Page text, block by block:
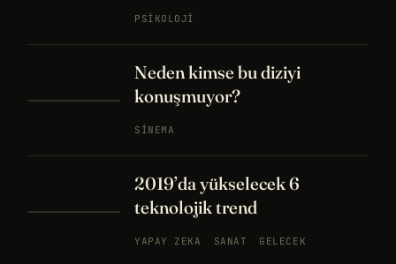
PSIKOLOJI
Neden kimse bu diziyi
konuşmuyor?
SINEMA
2019’da yükselecek 6
teknolojik trend
YAPAY ZEKA SANAT GELECEK